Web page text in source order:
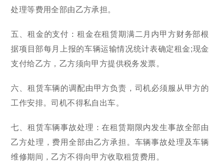
处理等费用全部由乙方承担。
五、租金的支付：租金在租赁期满二月内甲方财务部根
据项目部每月上报的车辆运输情况统计表确定租金;现金
支付给乙方，乙方须向甲方提供税务发票。
六、租赁车辆的调配由甲方负责，司机必须服从甲方的
工作安排。司机不得私自出车。
七、租赁车辆事故处理：在租赁期限内发生事故全部由
乙方处理，费用全部由乙方承担。车辆事故处理及车辆
维修期间，乙方不得向甲方收取租赁费用。